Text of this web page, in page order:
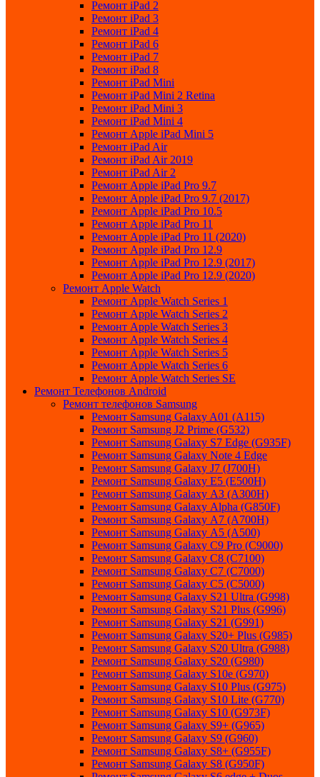
Ремонт iPad 2
Ремонт iPad 3
Ремонт iPad 4
Ремонт iPad 6
Ремонт iPad 7
Ремонт iPad 8
Ремонт iPad Mini
Ремонт iPad Mini 2 Retina
Ремонт iPad Mini 3
Ремонт iPad Mini 4
Ремонт Apple iPad Mini 5
Ремонт iPad Air
Ремонт iPad Air 2019
Ремонт iPad Air 2
Ремонт Apple iPad Pro 9.7
Ремонт Apple iPad Pro 9.7 (2017)
Ремонт Apple iPad Pro 10.5
Ремонт Apple iPad Pro 11
Ремонт Apple iPad Pro 11 (2020)
Ремонт Apple iPad Pro 12.9
Ремонт Apple iPad Pro 12.9 (2017)
Ремонт Apple iPad Pro 12.9 (2020)
Ремонт Apple Watch
Ремонт Apple Watch Series 1
Ремонт Apple Watch Series 2
Ремонт Apple Watch Series 3
Ремонт Apple Watch Series 4
Ремонт Apple Watch Series 5
Ремонт Apple Watch Series 6
Ремонт Apple Watch Series SE
Ремонт Телефонов Android
Ремонт телефонов Samsung
Ремонт Samsung Galaxy A01 (A115)
Ремонт Samsung J2 Prime (G532)
Ремонт Samsung Galaxу S7 Edge (G9З5F)
Ремонт Samsung Galaxу Note 4 Edge
Ремонт Samsung Galaxу J7 (J700H)
Ремонт Samsung Galaxу E5 (E500H)
Ремонт Samsung Galaxу AЗ (AЗ00H)
Ремонт Samsung Galaxу Alpha (G850F)
Ремонт Samsung Galaxу A7 (A700H)
Ремонт Samsung Galaxу A5 (A500)
Ремонт Samsung Galaxy С9 Pro (C9000)
Ремонт Samsung Galaxy С8 (C7100)
Ремонт Samsung Galaxy С7 (C7000)
Ремонт Samsung Galaxy С5 (C5000)
Ремонт Samsung Galaxy S21 Ultra (G998)
Ремонт Samsung Galaxy S21 Plus (G996)
Ремонт Samsung Galaxy S21 (G991)
Ремонт Samsung Galaxy S20+ Plus (G985)
Ремонт Samsung Galaxy S20 Ultra (G988)
Ремонт Samsung Galaxy S20 (G980)
Ремонт Samsung Galaxy S10e (G970)
Ремонт Samsung Galaxy S10 Plus (G975)
Ремонт Samsung Galaxy S10 Lite (G770)
Ремонт Samsung Galaxy S10 (G973F)
Ремонт Samsung Galaxy S9+ (G965)
Ремонт Samsung Galaxy S9 (G960)
Ремонт Samsung Galaxy S8+ (G955F)
Ремонт Samsung Galaxy S8 (G950F)